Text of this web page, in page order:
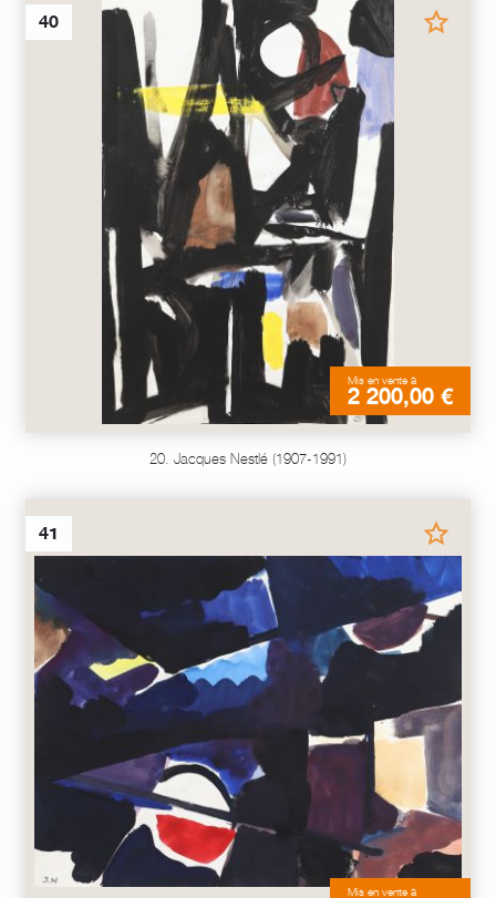
40
Mis en vente à
2 200,00 €
20. Jacques Nestlé (1907-1991)
41
Mis en vente à